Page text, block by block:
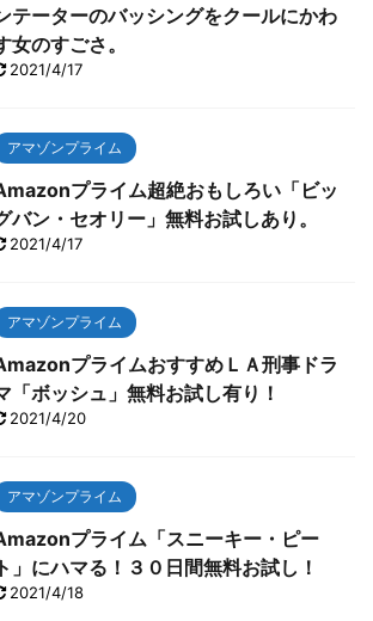
テーターのバッシングをクールにかわ
女のすごさ。
2021/4/17
アマゾンプライム
プライム超絶おもしろい「ビッ
バン・セオリー」無料お試しあり。
2021/4/17
アマゾンプライム
プライムおすすめＬＡ刑事ドラ
「ボッシュ」無料お試し有り！
2021/4/20
アマゾンプライム
プライム「スニーキー・ピー
ト」にハマる！３０日間無料お試し！
2021/4/18